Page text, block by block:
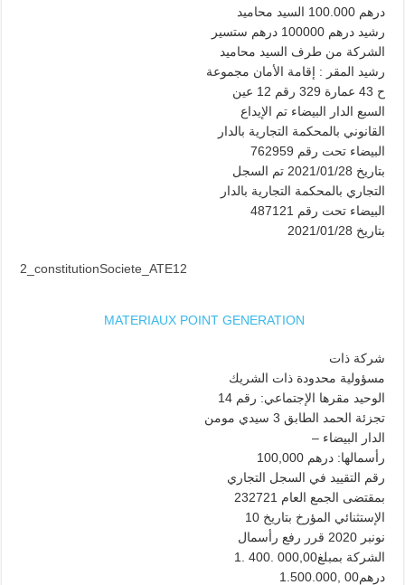
درهم 100.000 السيد محاميد
رشيد درهم 100000 درهم ستسير
الشركة من طرف السيد محاميد
رشيد المقر : إقامة الأمان مجموعة
ح 43 عمارة 329 رقم 12 عين
السبع الدار البيضاء تم الإيداع
القانوني بالمحكمة التجارية بالدار
البيضاء تحت رقم 762959
بتاريخ 2021/01/28 تم السجل
التجاري بالمحكمة التجارية بالدار
البيضاء تحت رقم 487121
بتاريخ 2021/01/28
2_constitutionSociete_ATE12
MATERIAUX POINT GENERATION
شركة ذات
مسؤولية محدودة ذات الشريك
الوحيد مقرها الإجتماعي: رقم 14
تجزئة الحمد الطابق 3 سيدي مومن
– الدار البيضاء
رأسمالها: درهم 100,000
رقم التقييد في السجل التجاري
232721 بمقتضى الجمع العام
الإستثنائي المؤرخ بتاريخ 10
نونبر 2020 قرر رفع رأسمال
الشركة بمبلغ000,00 .400 .1
درهم00 ,1.500.000